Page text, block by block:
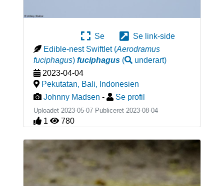
Se
Se link-side
Edible-nest Swiftlet (Aerodramus
fuciphagus) fuciphagus( underart)
2023-04-04
Pekutatan, Bali, Indonesien
Johnny Madsen - Se profil
Uploadet 2023-05-07 Publiceret 2023-08-04
1 780